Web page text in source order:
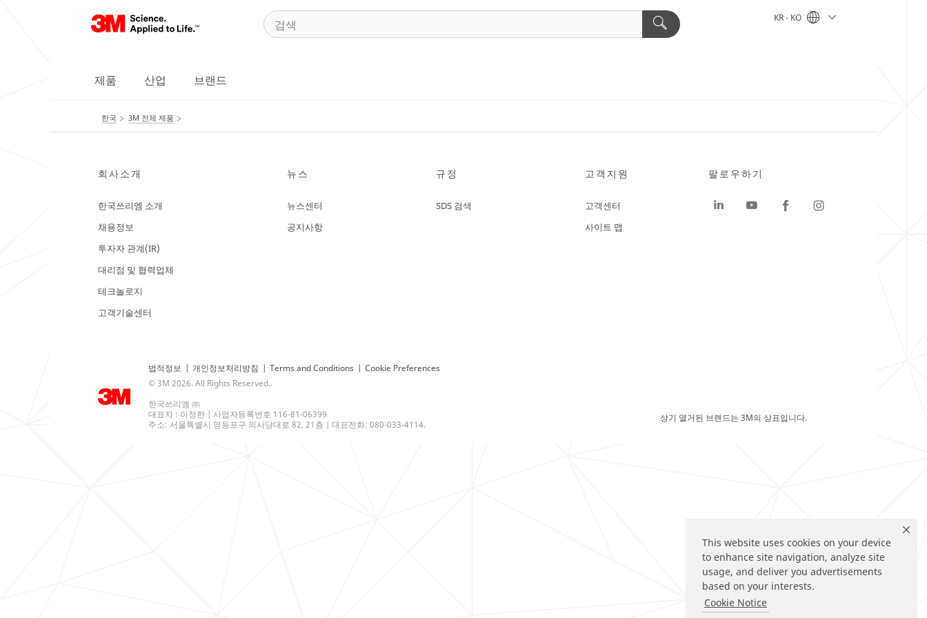
This website uses cookies on your device
to enhance site navigation, analyze site
usage, and deliver you advertisements
based on your interests.
Cookie Notice
KR - KO
제품 산업 브랜드
한국 3M 전체 제품
회사소개
한국쓰리엠 소개
채용정보
투자자 관계(IR)
대리점 및 협력업체
테크놀로지
고객기술센터
뉴스
뉴스센터
공지사항
규정
SDS 검색
고객지원
고객센터
사이트 맵
법적정보 | 개인정보처리방침 | Terms and Conditions | Cookie Preferences
© 3M 2026. All Rights Reserved.
한국쓰리엠 ㈜
대표자 : 이정한 | 사업자등록번호 116-81-06399
주소: 서울특별시 영등포구 의사당대로 82, 21층 | 대표전화: 080-033-4114.
팔로우하기
상기 열거된 브랜드는 3M의 상표입니다.